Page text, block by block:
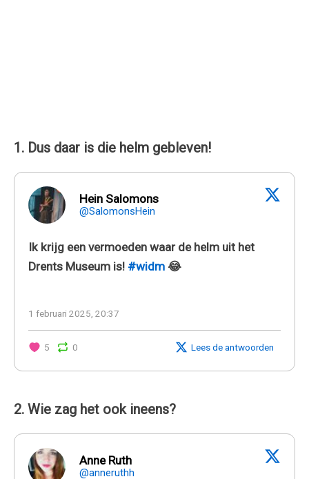
1. Dus daar is die helm gebleven!
Hein Salomons
@SalomonsHein
Ik krijg een vermoeden waar de helm uit het
Drents Museum is! #widm 😂
1 februari 2025, 20:37
5 0 Lees de antwoorden
2. Wie zag het ook ineens?
Anne Ruth
@anneruthh